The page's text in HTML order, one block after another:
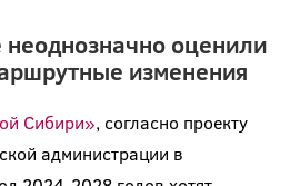
оценили
изменения
Сибири», согласно проекту
администрации в